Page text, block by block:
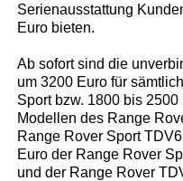
Serienausstattung
Euro bieten.
Ab sofort sind die
um 3200 Euro für
Sport bzw. 1800 bis
Modellen des Range
Range Rover Sport
Euro der Range Rover
und der Range Rover